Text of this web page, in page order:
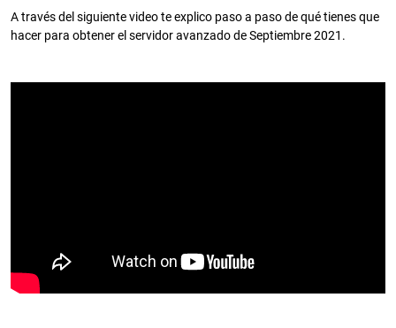
A través del siguiente video te explico paso a paso de qué tienes que
hacer para obtener el servidor avanzado de Septiembre 2021.